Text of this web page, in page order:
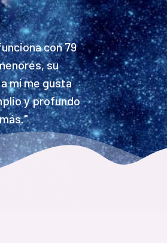
con 79
su
mí me gusta
y profundo